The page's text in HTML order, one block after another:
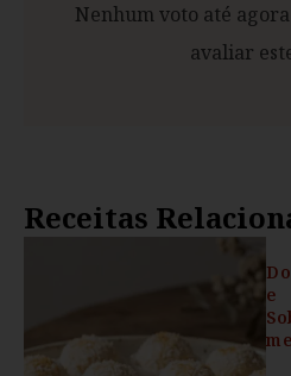
Nenhum voto até
avaliar
Receitas
e